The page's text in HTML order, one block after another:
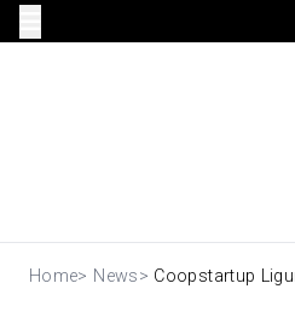
Home> News> Coopstartup